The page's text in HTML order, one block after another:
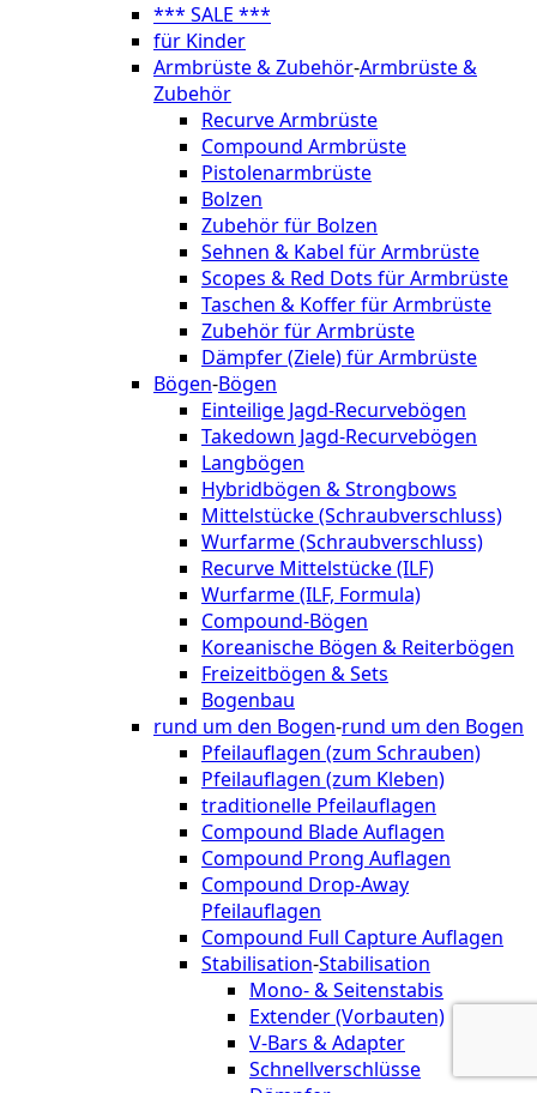
*** SALE ***
für Kinder
Armbrüste & Zubehör-Armbrüste &
Zubehör
Recurve Armbrüste
Compound Armbrüste
Pistolenarmbrüste
Bolzen
Zubehör für Bolzen
Sehnen & Kabel für Armbrüste
Scopes & Red Dots für Armbrüste
Taschen & Koffer für Armbrüste
Zubehör für Armbrüste
Dämpfer (Ziele) für Armbrüste
Bögen-Bögen
Einteilige Jagd-Recurvebögen
Takedown Jagd-Recurvebögen
Langbögen
Hybridbögen & Strongbows
Mittelstücke (Schraubverschluss)
Wurfarme (Schraubverschluss)
Recurve Mittelstücke (ILF)
Wurfarme (ILF, Formula)
Compound-Bögen
Koreanische Bögen & Reiterbögen
Freizeitbögen & Sets
Bogenbau
rund um den Bogen-rund um den Bogen
Pfeilauflagen (zum Schrauben)
Pfeilauflagen (zum Kleben)
traditionelle Pfeilauflagen
Compound Blade Auflagen
Compound Prong Auflagen
Compound Drop-Away
Pfeilauflagen
Compound Full Capture Auflagen
Stabilisation-Stabilisation
Mono- & Seitenstabis
Extender (Vorbauten)
V-Bars & Adapter
Schnellverschlüsse